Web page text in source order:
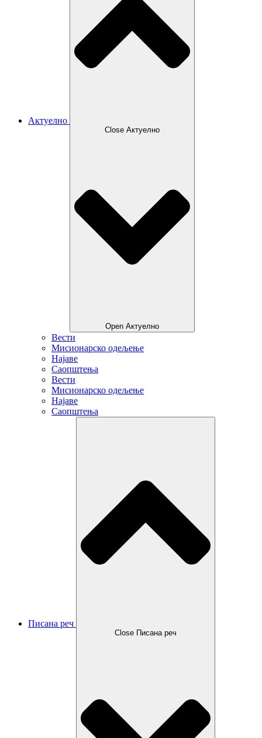
Актуелно
Close Актуелно
Open Актуелно
Вести
Мисионарско одељење
Најаве
Саопштења
Вести
Мисионарско одељење
Најаве
Саопштења
Писана реч
Close Писана реч